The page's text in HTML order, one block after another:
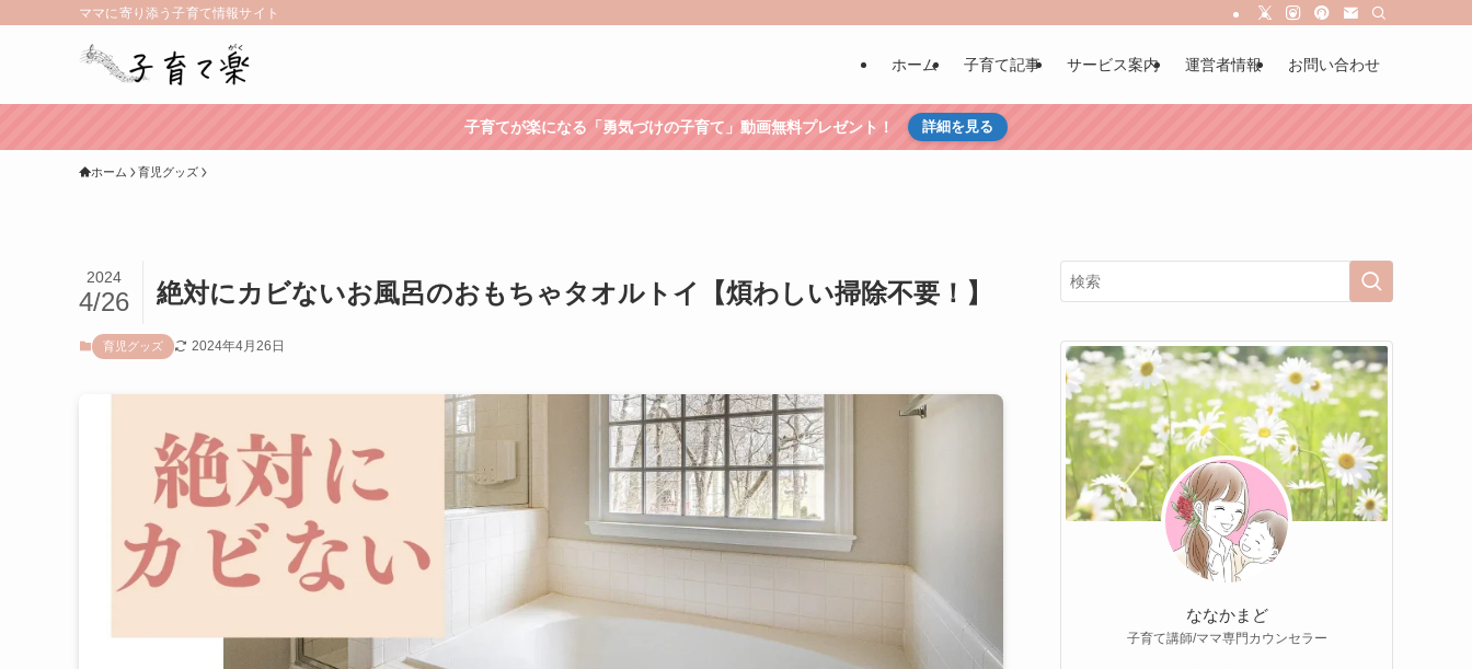
ママに寄り添う子育て情報サイト
ホーム 子育て記事 サービス案内 運営者情報 お問い合わせ
子育てが楽になる「勇気づけの子育て」動画無料プレゼント！ 詳細を見る
ホーム 育児グッズ
絶対にカビないお風呂のおもちゃタオルトイ【煩わしい掃除不要！】
2024
4/26
育児グッズ 2024年4月26日
ななかまど
子育て講師/ママ専門カウンセラー